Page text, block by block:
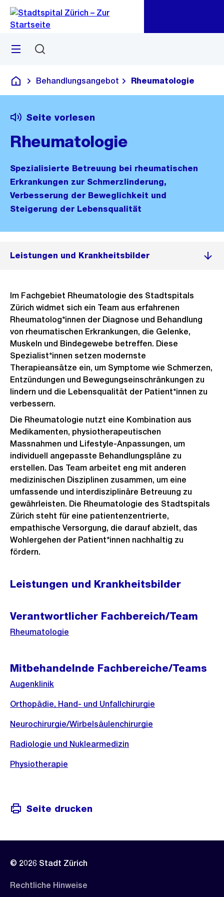
Navigation
Sprunglink
Menü
Krankenhaus
Behandlungsangebot Rheumatologie
Seite vorlesen
Rheumatologie
Spezialisierte Betreuung bei rheumatischen
Erkrankungen zur Schmerzlinderung,
Verbesserung der Beweglichkeit und
Steigerung der Lebensqualität
Leistungen und Krankheitsbilder
Im Fachgebiet Rheumatologie des Stadtspitals
Zürich widmet sich ein Team aus erfahrenen
Rheumatolog*innen der Diagnose und Behandlung
von rheumatischen Erkrankungen, die Gelenke,
Muskeln und Bindegewebe betreffen. Diese
Spezialist*innen setzen modernste
Therapieansätze ein, um Symptome wie Schmerzen,
Entzündungen und Bewegungseinschränkungen zu
lindern und die Lebensqualität der Patient*innen zu
verbessern.
Die Rheumatologie nutzt eine Kombination aus
Medikamenten, physiotherapeutischen
Massnahmen und Lifestyle-Anpassungen, um
individuell angepasste Behandlungspläne zu
erstellen. Das Team arbeitet eng mit anderen
medizinischen Disziplinen zusammen, um eine
umfassende und interdisziplinäre Betreuung zu
gewährleisten. Die Rheumatologie des Stadtspitals
Zürich steht für eine patientenzentrierte,
empathische Versorgung, die darauf abzielt, das
Wohlergehen der Patient*innen nachhaltig zu
fördern.
Leistungen und Krankheitsbilder
Verantwortlicher Fachbereich/Team
Rheumatologie
Mitbehandelnde Fachbereiche/Teams
Augenklinik
Orthopädie, Hand- und Unfallchirurgie
Neurochirurgie/Wirbelsäulenchirurgie
Radiologie und Nuklearmedizin
Physiotherapie
Seite drucken
© 2026 Stadt Zürich
Rechtliche Hinweise